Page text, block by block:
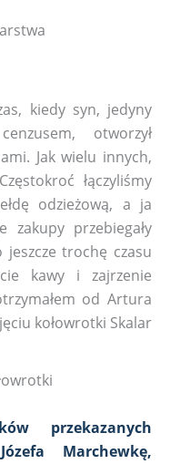
kiedy syn, jedyny
otworzył
Jak wielu innych,
łączyliśmy
odzieżową, a ja
przebiegały
jeszcze trochę czasu
kawy i zajrzenie
od Artura
kołowrotki Skalar
przekazanych
Marchewkę,